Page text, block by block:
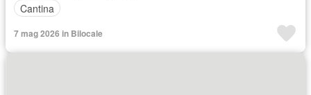
Cantina
7 mag 2026 in Bilocale